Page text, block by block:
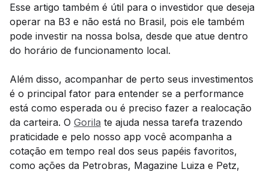
Esse artigo também é útil para o investidor que deseja
operar na B3 e não está no Brasil, pois ele também
pode investir na nossa bolsa, desde que atue dentro
do horário de funcionamento local.
Além disso, acompanhar de perto seus investimentos
é o principal fator para entender se a performance
está como esperada ou é preciso fazer a realocação
da carteira. O Gorila te ajuda nessa tarefa trazendo
praticidade e pelo nosso app você acompanha a
cotação em tempo real dos seus papéis favoritos,
como ações da Petrobras, Magazine Luiza e Petz,